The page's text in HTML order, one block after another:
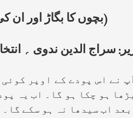
(بچوں کا بگاڑ اور ان
سراج الدین ندوی ؍
اس پودے کے اوپر کوئی
ہو چکا ہو گا۔ اب یہ
اب سیدھا نہ ہو سکے